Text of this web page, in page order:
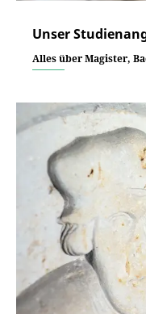
Unser
Alles über Magister,